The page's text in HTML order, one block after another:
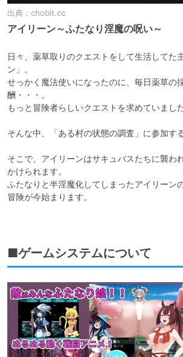
出典： chobit.cc
アイリーン～ふたなり淫魔の呪い～
日々、薬草取りのクエストをして生活してた
ン」。
せっかく魔法使いになったのに、毎日薬草の
酬・・・。
もっと冒険者らしいクエストを求めていました
そんな中、「ある村の状態の調査」に参加す
そこで、アイリーンはサキュバスたちに襲わ
かけられます。
ふたなりと半淫魔化してしまったアイリーン
冒険が今始まります。
■ゲームシステムについて